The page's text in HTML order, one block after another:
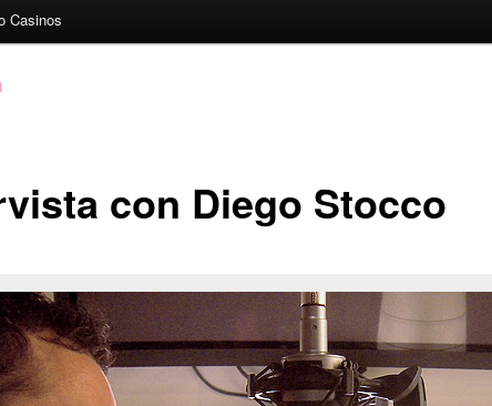
Casinos
con Diego Stocco